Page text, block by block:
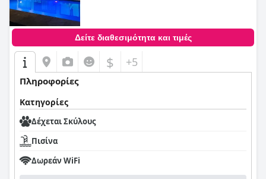
Δείτε διαθεσιμότητα και τιμές
$ +5
Πληροφορίες
Κατηγορίες
Δέχεται Σκύλους
Πισίνα
Δωρεάν WiFi